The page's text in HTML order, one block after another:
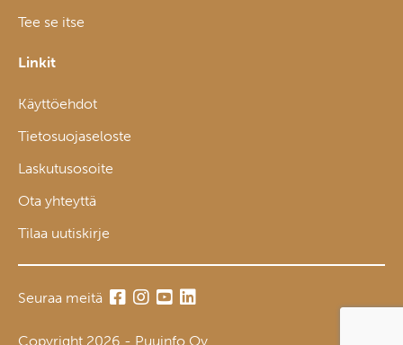
Tee se itse
Linkit
Käyttöehdot
Tietosuojaseloste
Laskutusosoite
Ota yhteyttä
Tilaa uutiskirje
Seuraa meitä
Copyright 2026 - Puuinfo Oy